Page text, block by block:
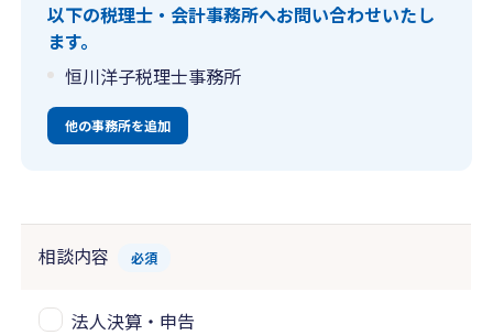
以下の税理士・会計事務所へお問い合わせいたし
ます。
恒川洋子税理士事務所
他の事務所を追加
相談内容 必須
法人決算・申告